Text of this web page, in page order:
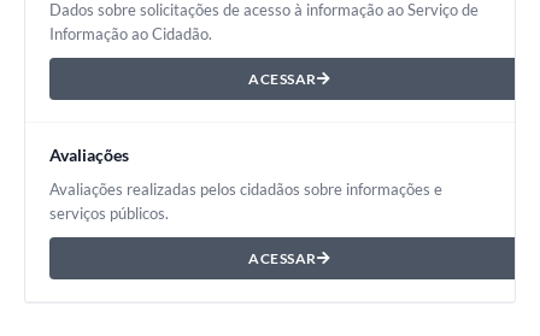
Dados sobre solicitações de acesso à informação ao Serviço de
Informação ao Cidadão.
ACESSAR
Avaliações
Avaliações realizadas pelos cidadãos sobre informações e
serviços públicos.
ACESSAR